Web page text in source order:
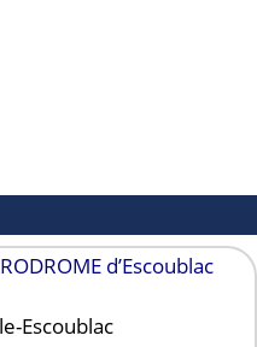
d’Escoublac
Escoublac